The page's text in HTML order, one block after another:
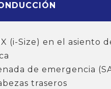
(i-Size) en el asiento
de emergencia
traseros